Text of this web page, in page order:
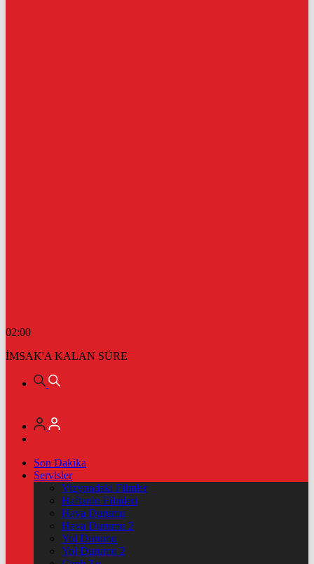
02:00
İMSAK'A KALAN SÜRE
Son Dakika
Servisler
Vizyondaki Filmler
Haftanin Filmleri
Hava Durumu
Hava Durumu 2
Yol Durumu
Yol Durumu 2